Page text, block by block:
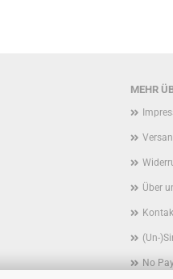
MEHR
Über
(Un-
No